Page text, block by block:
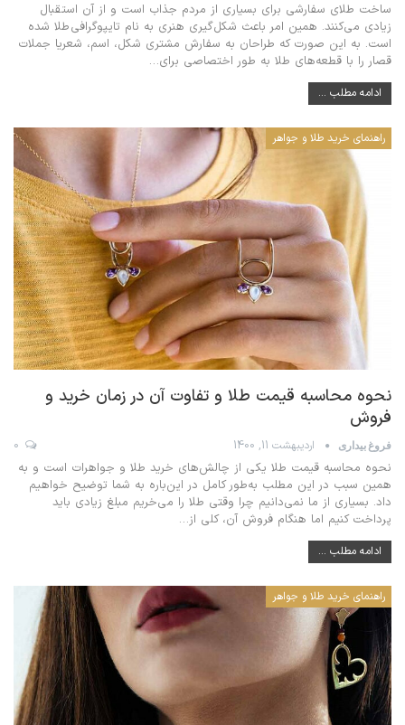
ساخت طلای سفارشی برای بسیاری از مردم جذاب است و از آن استقبال
زیادی می‌کنند. همین امر باعث شکل‌گیری هنری به نام تایپوگرافی طلا شده
است. به این صورت که طراحان به سفارش مشتری شکل، اسم، شعریا جملات
قصار را با قطعه‌های طلا به طور اختصاصی برای…
ادامه مطلب ...
راهنمای خرید طلا و جواهر
نحوه محاسبه قیمت طلا و تفاوت آن در زمان خرید و
فروش
فروغ بیداری اردیبهشت 11, 1400
نحوه محاسبه قیمت طلا یکی از چالش‌های خرید طلا و جواهرات است و به
همین سبب در این مطلب به‌طور کامل در این‌باره به شما توضیح خواهیم
داد. بسیاری از ما نمی‌دانیم چرا وقتی طلا را می‌خریم مبلغ زیادی باید
پرداخت کنیم اما هنگام فروش آن، کلی از…
ادامه مطلب ...
راهنمای خرید طلا و جواهر